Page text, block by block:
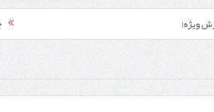
ویژه؛
خورش خلال کرمانشاهی +نکات و فوت وفن‌ها
استاندار اردبیل در دیدار دبیر شورای‌عالی